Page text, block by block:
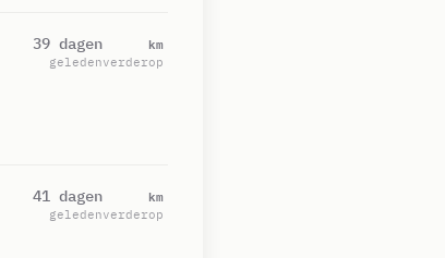
39 dagen
geleden
km
verderop
41 dagen
geleden
km
verderop